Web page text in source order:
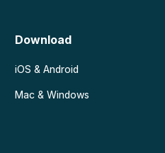
Download
iOS & Android
Mac & Windows